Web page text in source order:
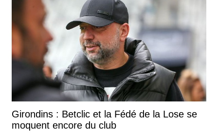
Girondins : Betclic et la Fédé de la Lose se
moquent encore du club